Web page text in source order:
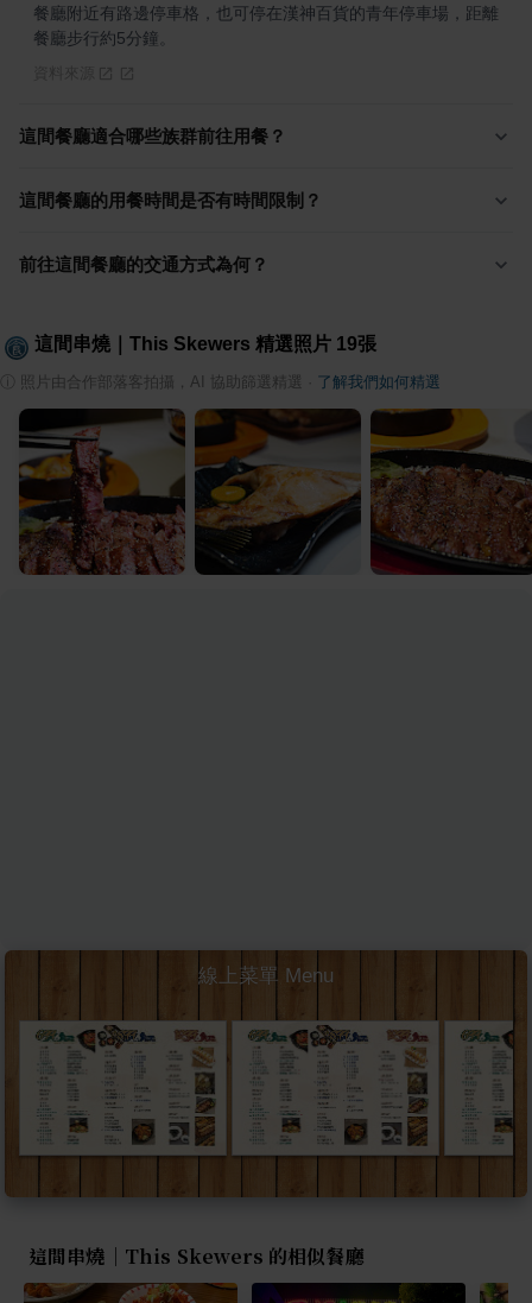
餐廳附近有路邊停車格，也可停在漢神百貨的青年停車場，距離
餐廳步行約5分鐘。
這間餐廳適合哪些族群前往用餐？
這間餐廳的用餐時間是否有時間限制？
前往這間餐廳的交通方式為何？
這間串燒｜This Skewers 精選照片 19張
照片由合作部落客拍攝，AI 協助篩選精選 了解我們如何精選
線上菜單 Menu
這間串燒｜This Skewers 的相似餐廳